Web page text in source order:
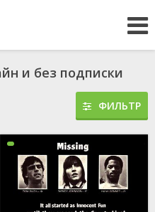
и без подписки
ФИЛЬТР